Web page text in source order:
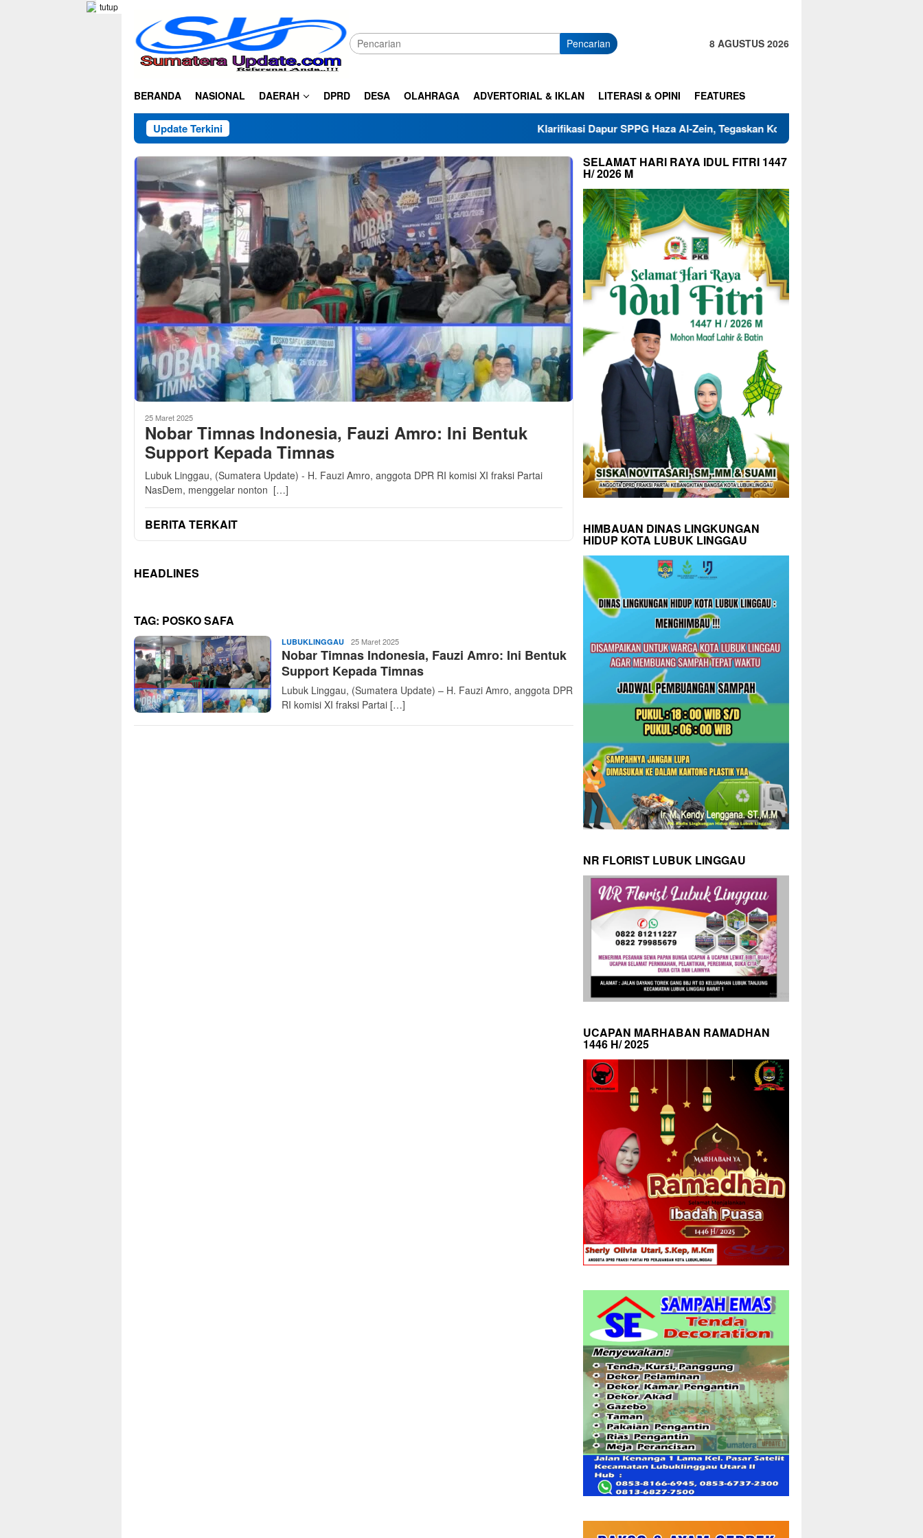
konten
tutup
Pencarian 8 AGUSTUS 2026
BERANDA NASIONAL DAERAH DPRD DESA OLAHRAGA ADVERTORIAL & IKLAN LITERASI & OPINI FEATURES
Update Terkini Klarifikasi Dapur SPPG Haza Al-Zein, Tegaskan Komitmen Jaga Mutu Makanan
25 Maret 2025
Nobar Timnas Indonesia, Fauzi Amro: Ini Bentuk
Support Kepada Timnas
Lubuk Linggau, (Sumatera Update) - H. Fauzi Amro, anggota DPR RI komisi XI fraksi Partai
NasDem, menggelar nonton […]
BERITA TERKAIT
HEADLINES
TAG: POSKO SAFA
LUBUKLINGGAUadmin
25 Maret 2025
Nobar Timnas Indonesia, Fauzi Amro: Ini Bentuk
Support Kepada Timnas
Lubuk Linggau, (Sumatera Update) – H. Fauzi Amro, anggota DPR
RI komisi XI fraksi Partai […]
SELAMAT HARI RAYA IDUL FITRI 1447
H/ 2026 M
HIMBAUAN DINAS LINGKUNGAN
HIDUP KOTA LUBUK LINGGAU
NR FLORIST LUBUK LINGGAU
UCAPAN MARHABAN RAMADHAN
1446 H/ 2025